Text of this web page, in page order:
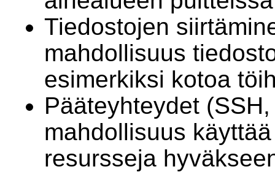
Tiedostojen
mahdollisuus
esimerkiksi kotoa
Pääteyhteydet
mahdollisuus
resursseja